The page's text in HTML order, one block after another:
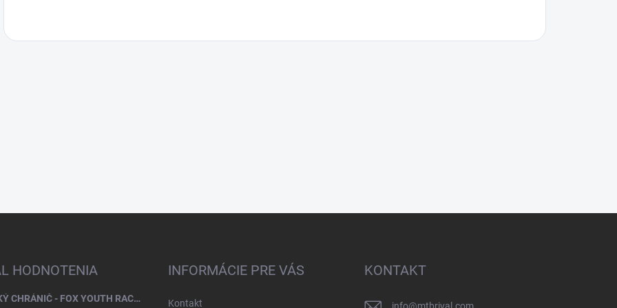
HODNOTENIA
DETSKÝ CHRÁNIČ - FOX YOUTH RACEFRAME IMPACT CE CHEST GUARD
INFORMÁCIE PRE VÁS
Kontakt
KONTAKT